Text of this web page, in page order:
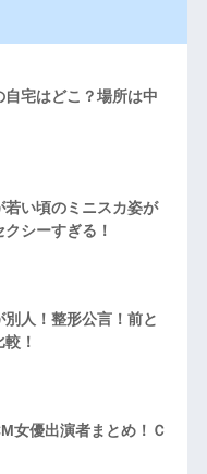
宅はどこ？場所は中
若い頃のミニスカ姿が
シーすぎる！
人！整形公言！前と
！
女優出演者まとめ！Ｃ